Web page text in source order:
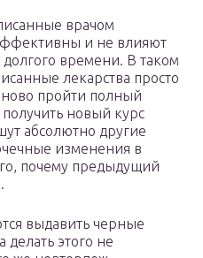
врачом
и не влияют
времени. В таком
лекарства просто
пройти полный
новый курс
абсолютно другие
изменения в
почему предыдущий
выдавить черные
этого не